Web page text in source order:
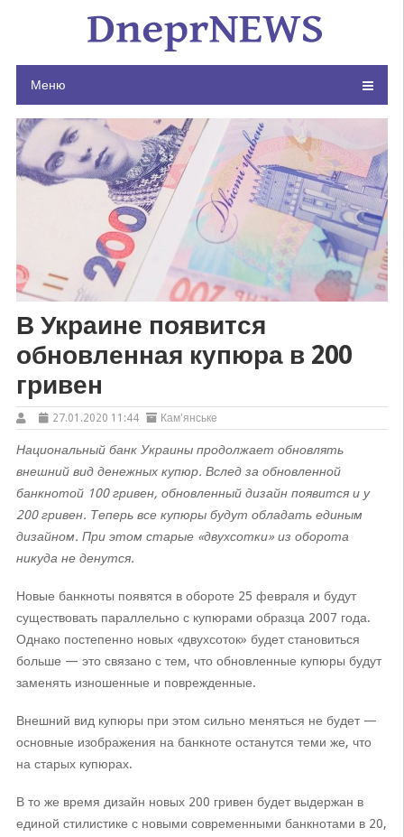
Меню
В Украине появится
обновленная купюра в 200
гривен
27.01.2020 11:44 Кам'янське
Национальный банк Украины продолжает обновлять
внешний вид денежных купюр. Вслед за обновленной
банкнотой 100 гривен, обновленный дизайн появится и у
200 гривен. Теперь все купюры будут обладать единым
дизайном. При этом старые «двухсотки» из оборота
никуда не денутся.
Новые банкноты появятся в обороте 25 февраля и будут
существовать параллельно с купюрами образца 2007 года.
Однако постепенно новых «двухсоток» будет становиться
больше — это связано с тем, что обновленные купюры будут
заменять изношенные и поврежденные.
Внешний вид купюры при этом сильно меняться не будет —
основные изображения на банкноте останутся теми же, что
на старых купюрах.
В то же время дизайн новых 200 гривен будет выдержан в
единой стилистике с новыми современными банкнотами в 20,